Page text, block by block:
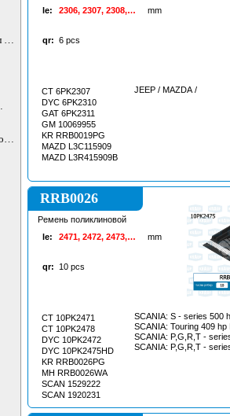
и
и
le:
2306, 2307, 2308,
mm
qr: 6 pcs
CT 6PK2307
DYC 6PK2310
GAT 6PK2311
GM 10069955
KR RRB0019PG
MAZD L3C115909
MAZD L3R415909B
JEEP / MAZDA /
RRB0026
Ремень поликлиновой
le:
2471, 2472, 2473,
mm
qr: 10 pcs
CT 10PK2471
CT 10PK2478
DYC 10PK2472
DYC 10PK2475HD
KR RRB0026PG
MH RRB0026WA
SCAN 1529222
SCAN 1920231
SCANIA: S - series 500 hp DT 2017-->
SCANIA: Touring 409 hp DT 2014-->
SCANIA: P,G,R,T - series 480